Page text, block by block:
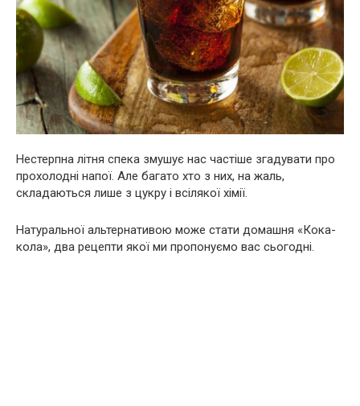
Нестерпна літня спека змушує нас частіше згадувати про
прохолодні напої. Але багато хто з них, на жаль,
складаються лише з цукру і всілякої хімії.
Натуральної альтернативою може стати домашня «Кока-
кола», два рецепти якої ми пропонуємо вас сьогодні.